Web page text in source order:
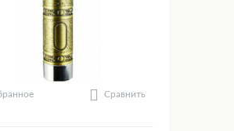
Сравнить